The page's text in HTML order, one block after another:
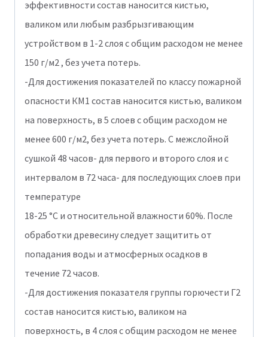
эффективности состав наносится кистью,
валиком или любым разбрызгивающим
устройством в 1-2 слоя с общим расходом не менее
150 г/м2 , без учета потерь.
-Для достижения показателей по классу пожарной
опасности КМ1 состав наносится кистью, валиком
на поверхность, в 5 слоев с общим расходом не
менее 600 г/м2, без учета потерь. С межслойной
сушкой 48 часов- для первого и второго слоя и с
интервалом в 72 часа- для последующих слоев при
температуре
18-25 °С и относительной влажности 60%. После
обработки древесину следует защитить от
попадания воды и атмосферных осадков в
течение 72 часов.
-Для достижения показателя группы горючести Г2
состав наносится кистью, валиком на
поверхность, в 4 слоя с общим расходом не менее